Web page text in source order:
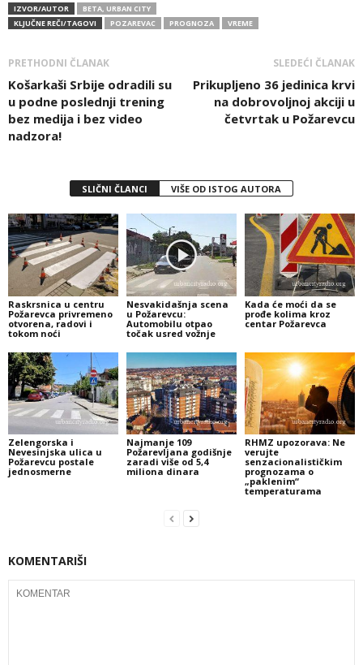
IZVOR/AUTOR
BETA, URBAN CITY
KLJUČNE REČI/TAGOVI
POZAREVAC PROGNOZA VREME
PRETHODNI ČLANAK
Košarkaši Srbije odradili su
u podne poslednji trening
bez medija i bez video
nadzora!
SLEDEĆI ČLANAK
Prikupljeno 36 jedinica krvi
na dobrovoljnoj akciji u
četvrtak u Požarevcu
SLIČNI ČLANCI VIŠE OD ISTOG AUTORA
Raskrsnica u centru
Požarevca privremeno
otvorena, radovi i
tokom noći
Nesvakidašnja scena
u Požarevcu:
Automobilu otpao
točak usred vožnje
Kada će moći da se
prođe kolima kroz
centar Požarevca
Zelengorska i
Nevesinjska ulica u
Požarevcu postale
jednosmerne
Najmanje 109
Požarevljana godišnje
zaradi više od 5,4
miliona dinara
RHMZ upozorava: Ne
verujte
senzacionalističkim
prognozama o
„paklenim“
temperaturama
KOMENTARIŠI